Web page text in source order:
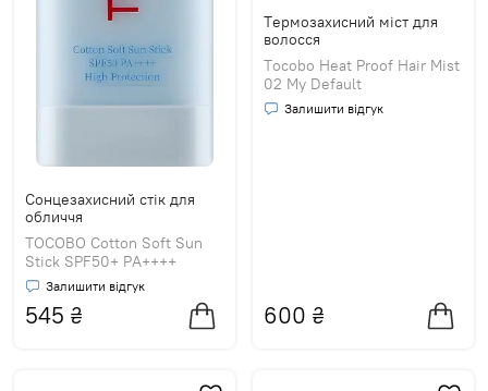
Сонцезахисний стік для
обличчя
TOCOBO Cotton Soft Sun
Stick SPF50+ PA++++
Залишити відгук
545 ₴
Термозахисний міст для
волосся
Tocobo Heat Proof Hair Mist
02 My Default
Залишити відгук
600 ₴